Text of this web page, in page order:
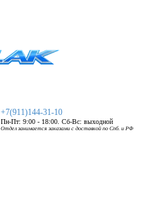
+7(911)144-31-10
Пн-Пт: 9:00 - 18:00. Сб-Вс: выходной
Отдел занимается заказами с доставкой по Спб. и РФ